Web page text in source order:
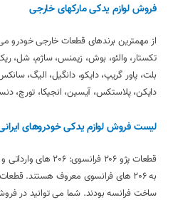
فروش لوازم یدکی مارکهای خارجی
از مهمترین برندهای قطعات خارجی خودرو می
تکستار، والئو، بوش، زیمنس، ساژم، شل،
بلت، پاور گریپ، دایکو، دانگیل، الیگ،
دایکن، پلاستکس، آیسین، انجیکا، تورچ،
لیست فروش لوازم یدکی خودروهای